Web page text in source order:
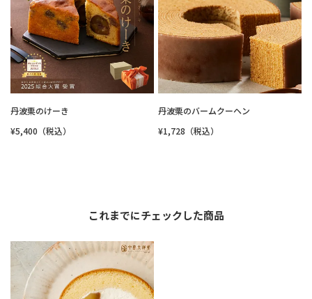
丹波栗のけーき
¥5,400（税込）
丹波栗のバームクーヘン
¥1,728（税込）
これまでにチェックした商品